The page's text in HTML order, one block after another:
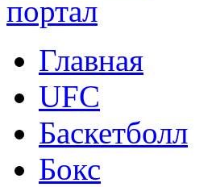
Главная
UFC
Баскетболл
Бокс